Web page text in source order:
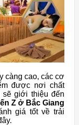
càng cao, các cơ
được nơi chất
sẽ giới thiệu đến
Z ở Bắc Giang
giá tốt về trải